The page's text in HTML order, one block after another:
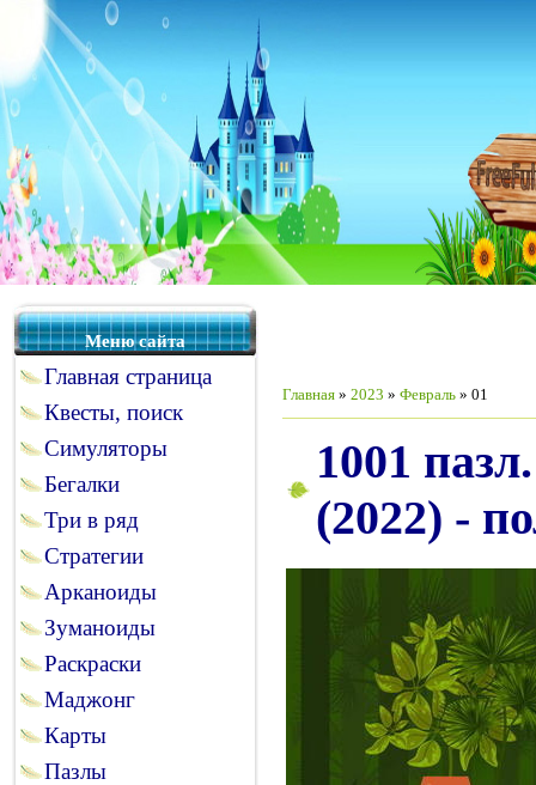
Меню сайта
Главная страница
Квесты, поиск
Симуляторы
Бегалки
Три в ряд
Стратегии
Арканоиды
Зуманоиды
Раскраски
Маджонг
Карты
Пазлы
Главная » 2023 » Февраль » 01
1001
(2022) -